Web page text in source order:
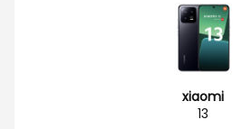
xiaomi
13